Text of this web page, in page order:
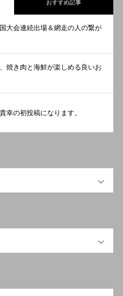
おすすめ記事
大会連続出場＆網走の人の繋が
焼き肉と海鮮が楽しめる良いお
幸の初投稿になります。